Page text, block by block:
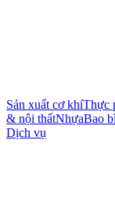
Sản xuất cơ khíThực
& nội thấtNhựaBao
Dịch vụ